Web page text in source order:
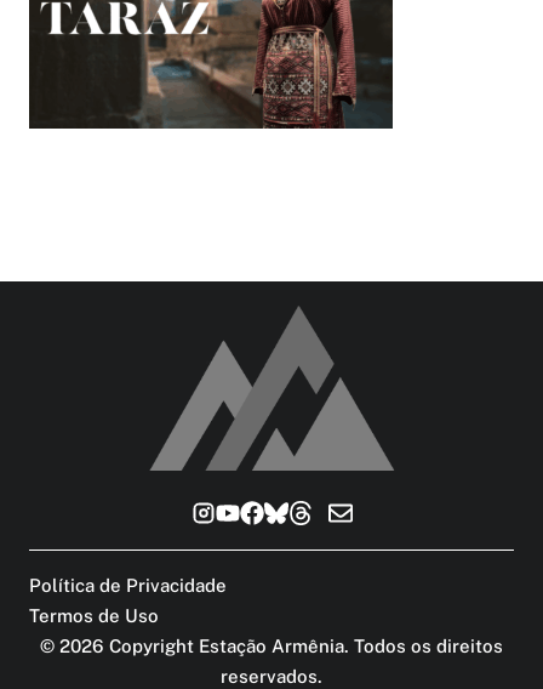
© 2026 Copyright Estação Armênia. Todos os direitos
reservados.
Política de Privacidade
Termos de Uso